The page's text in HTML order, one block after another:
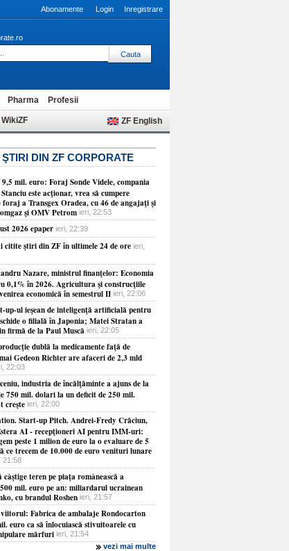
Abonamente Login Inregistrare
Pharma Profesii
WikiZF ZF English
DIN ZF CORPORATE
9,5 mil. euro: Foraj Sonde Videle, compania
este acţionar, vrea să cumpere
a Transgex Oradea, cu 46 de angajaţi şi
şi OMV Petrom ieri, 22:53
2026 epaper ieri, 22:39
citite ştiri din ZF în ultimele 24 de ore ieri,
Nazare, ministrul finanţelor: Economia
0,1% în 2026. Agricultura şi construcţiile
economică în semestrul II ieri, 22:06
up-ul ieşean de inteligenţă artificială pentru
o filială în Japonia; Matei Stratan a
firmă de la Paul Muscă ieri, 22:05
dublă la medicamente faţă de
Gedeon Richter are afaceri de 2,3 mld
22:03
industria de încălţăminte a ajuns de la
750 mil. dolari la un deficit de 250 mil.
creşte ieri, 22:00
Start-up Pitch. Andrei-Fredy Crăciun,
AI - recepţioneri AI pentru IMM-uri:
peste 1 milion de euro la o evaluare de 5
ce trecem de 10.000 de euro venituri lunare
21:58
câştige teren pe piaţa românească a
mil. euro pe an: miliardarul ucrainean
cu brandul Roshen ieri, 21:57
Fabrica de ambalaje Rondocarton
euro ca să înlocuiască stivuitoarele cu
mărfuri ieri, 21:54
vezi mai multe